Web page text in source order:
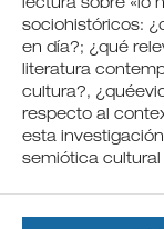
lectura sobre «lo
sociohistóricos:
en día?; ¿qué
literatura
cultura?,
respecto al
esta
semiótica cultural